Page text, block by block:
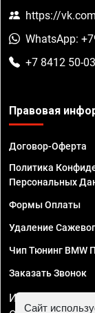
https://
WhatsApp:
+7 8412 50-
Правовая
Договор-Оферта
Политика
Персональных
Формы Оплаты
Удаление
Чип Тюнинг BMW
Заказать Звонок
ИП Смирнов
Сайт